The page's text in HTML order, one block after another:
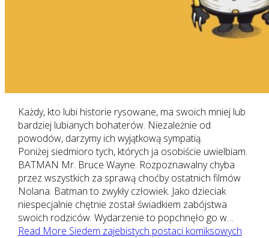
Każdy, kto lubi historie rysowane, ma swoich mniej lub
bardziej lubianych bohaterów. Niezależnie od
powodów, darzymy ich wyjątkową sympatią.
Poniżej siedmioro tych, których ja osobiście uwielbiam.
BATMAN Mr. Bruce Wayne. Rozpoznawalny chyba
przez wszystkich za sprawą choćby ostatnich filmów
Nolana. Batman to zwykły człowiek. Jako dzieciak
niespecjalnie chętnie został świadkiem zabójstwa
swoich rodziców. Wydarzenie to popchnęło go w…
Read More Siedem zajebistych postaci komiksowych